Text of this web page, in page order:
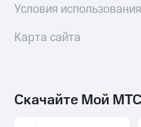
Условия
Карта сайта
Скачайте Мой МТС